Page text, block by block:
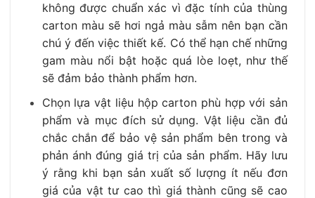
không được chuẩn xác vì đặc tính của thùng
carton màu sẽ hơi ngả màu sẫm nên bạn cần
chú ý đến việc thiết kế. Có thể hạn chế những
gam màu nổi bật hoặc quá lòe loẹt, như thế
sẽ đảm bảo thành phẩm hơn.
Chọn lựa vật liệu hộp carton phù hợp với sản
phẩm và mục đích sử dụng. Vật liệu cần đủ
chắc chắn để bảo vệ sản phẩm bên trong và
phản ánh đúng giá trị của sản phẩm. Hãy lưu
ý rằng khi bạn sản xuất số lượng ít nếu đơn
giá của vật tư cao thì giá thành cũng sẽ cao